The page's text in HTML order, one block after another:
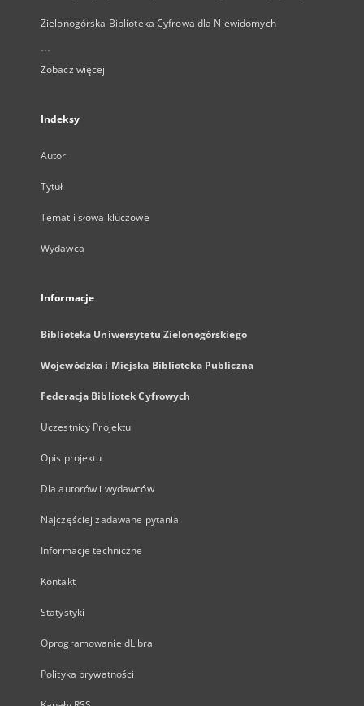
Zielonogórska Biblioteka Cyfrowa dla Niewidomych
...
Zobacz więcej
Indeksy
Autor
Tytuł
Temat i słowa kluczowe
Wydawca
Informacje
Biblioteka Uniwersytetu Zielonogórskiego
Wojewódzka i Miejska Biblioteka Publiczna
Federacja Bibliotek Cyfrowych
Uczestnicy Projektu
Opis projektu
Dla autorów i wydawców
Najczęściej zadawane pytania
Informacje techniczne
Kontakt
Statystyki
Oprogramowanie dLibra
Polityka prywatności